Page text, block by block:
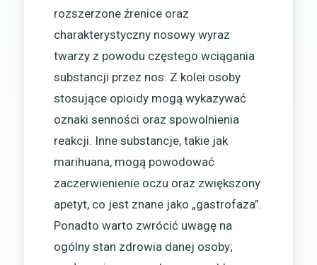
rozszerzone źrenice oraz
charakterystyczny nosowy wyraz
twarzy z powodu częstego wciągania
substancji przez nos. Z kolei osoby
stosujące opioidy mogą wykazywać
oznaki senności oraz spowolnienia
reakcji. Inne substancje, takie jak
marihuana, mogą powodować
zaczerwienienie oczu oraz zwiększony
apetyt, co jest znane jako „gastrofaza”.
Ponadto warto zwrócić uwagę na
ogólny stan zdrowia danej osoby;